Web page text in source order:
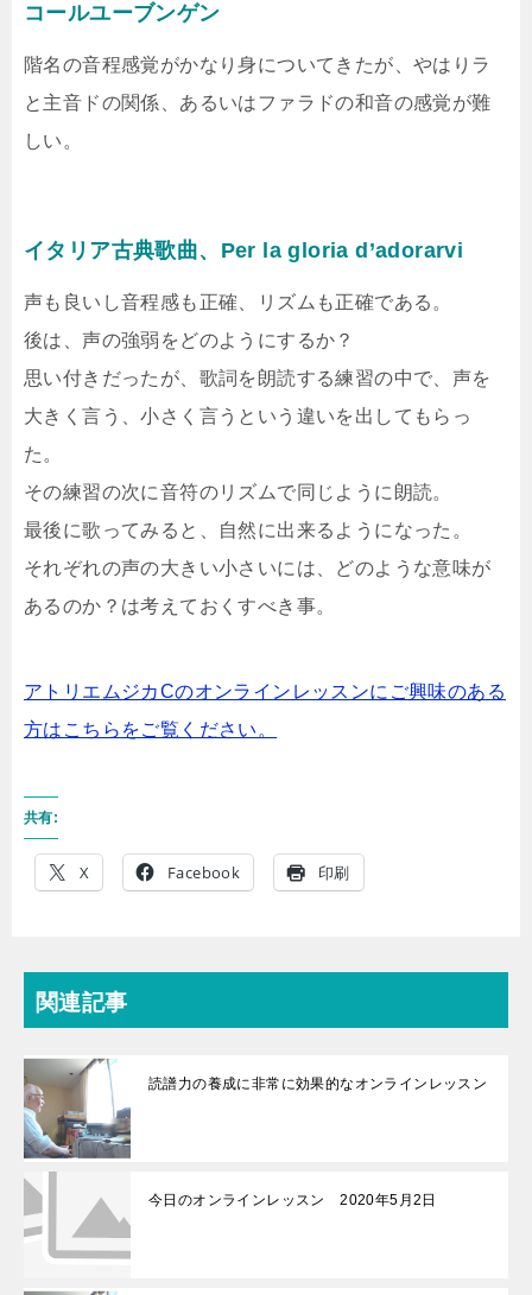
コールユーブンゲン
階名の音程感覚がかなり身についてきたが、やはりラ
と主音ドの関係、あるいはファラドの和音の感覚が難
しい。
イタリア古典歌曲、Per la gloria d’adorarvi
声も良いし音程感も正確、リズムも正確である。
後は、声の強弱をどのようにするか？
思い付きだったが、歌詞を朗読する練習の中で、声を
大きく言う、小さく言うという違いを出してもらっ
た。
その練習の次に音符のリズムで同じように朗読。
最後に歌ってみると、自然に出来るようになった。
それぞれの声の大きい小さいには、どのような意味が
あるのか？は考えておくすべき事。
アトリエムジカCのオンラインレッスンにご興味のある
方はこちらをご覧ください。
共有:
X Facebook 印刷
関連記事
読譜力の養成に非常に効果的なオンラインレッスン
今日のオンラインレッスン 2020年5月2日